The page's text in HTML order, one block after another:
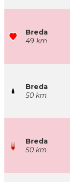
Breda
49 km
Breda
50 km
Breda
50 km